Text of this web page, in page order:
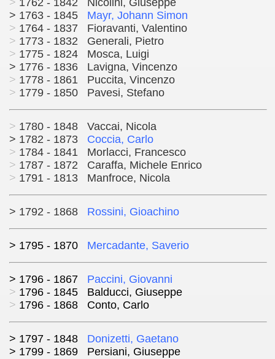
> 1762 - 1842 Nicolini, Giuseppe
> 1763 - 1845
Mayr, Johann Simon
> 1764 - 1837 Fioravanti, Valentino
> 1773 - 1832 Generali, Pietro
> 1775 - 1824 Mosca, Luigi
> 1776 - 1836 Lavigna, Vincenzo
> 1778 - 1861 Puccita, Vincenzo
> 1779 - 1850 Pavesi, Stefano
> 1780 - 1848 Vaccai, Nicola
> 1782 - 1873 Coccia, Carlo
> 1784 - 1841 Morlacci, Francesco
> 1787 - 1872 Caraffa, Michele Enrico
> 1791 - 1813 Manfroce, Nicola
> 1792 - 1868 Rossini, Gioachino
> 1795 - 1870 Mercadante, Saverio
> 1796 - 1867 Paccini, Giovanni
> 1796 - 1845 Balducci, Giuseppe
> 1796 - 1868 Conto, Carlo
> 1797 - 1848 Donizetti, Gaetano
> 1799 - 1869 Persiani, Giuseppe